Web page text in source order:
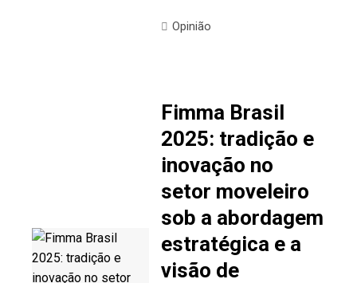
Opinião
Fimma Brasil
2025: tradição e
inovação no
setor moveleiro
sob a abordagem
estratégica e a
visão de